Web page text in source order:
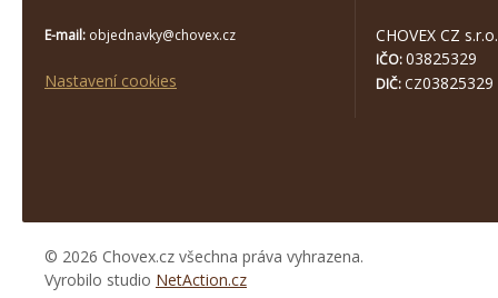
E-mail: objednavky@chovex.cz
Nastavení cookies
CHOVEX CZ s.r.o.
IČO:03825329
DIČ: CZ03825329
© 2026 Chovex.cz všechna práva vyhrazena.
Vyrobilo studio NetAction.cz